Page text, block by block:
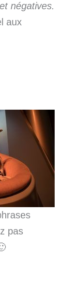
négatives.
aux
pas